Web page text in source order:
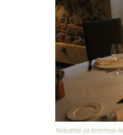
Nosotros ya tenemos